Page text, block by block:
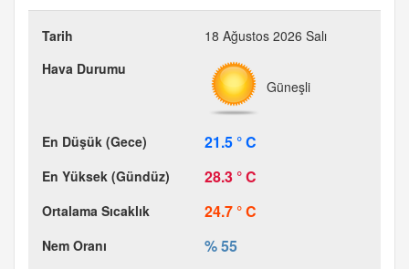
18 Ağustos 2026 Salı
Güneşli
21.5 ° C
28.3 ° C
24.7 ° C
% 55